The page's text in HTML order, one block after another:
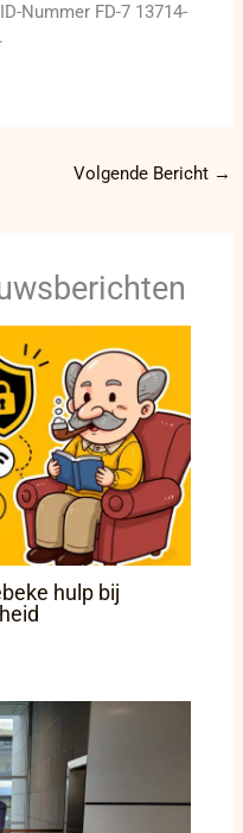
Nummer FD-7 13714-
Volgende Bericht →
hulp bij